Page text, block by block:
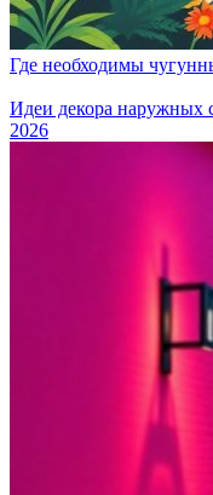
Где необходимы
Идеи декора наружных
2026